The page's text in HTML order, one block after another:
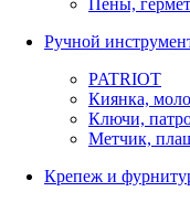
Ручной
PATRIOT
Киянка,
Ключи,
Метчик,
Крепеж и